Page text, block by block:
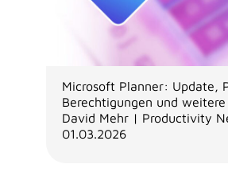
Microsoft Planner: Update,
Berechtigungen und weitere
David Mehr | Productivity
01.03.2026